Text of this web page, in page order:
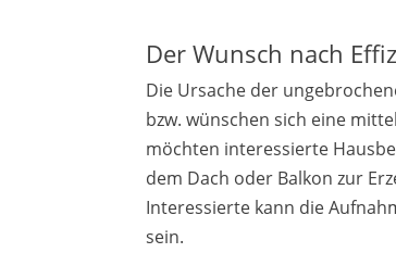
Der Wunsch nach
Die Ursache der
bzw. wünschen sich eine
möchten interessierte
dem Dach oder Balkon zur
Interessierte kann die
sein.